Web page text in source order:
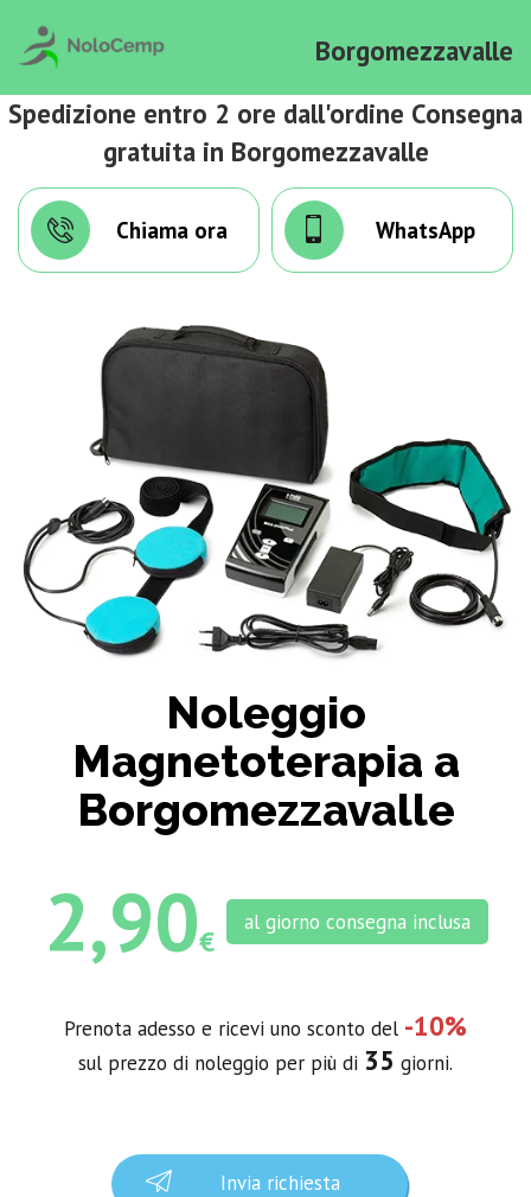
Borgomezzavalle
Spedizione entro 2 ore dall'ordine Consegna
gratuita in Borgomezzavalle
Chiama ora WhatsApp
Noleggio
Magnetoterapia a
Borgomezzavalle
2,90€
al giorno consegna inclusa
Prenota adesso e ricevi uno sconto del -10%
sul prezzo di noleggio per più di 35 giorni.
Invia richiesta